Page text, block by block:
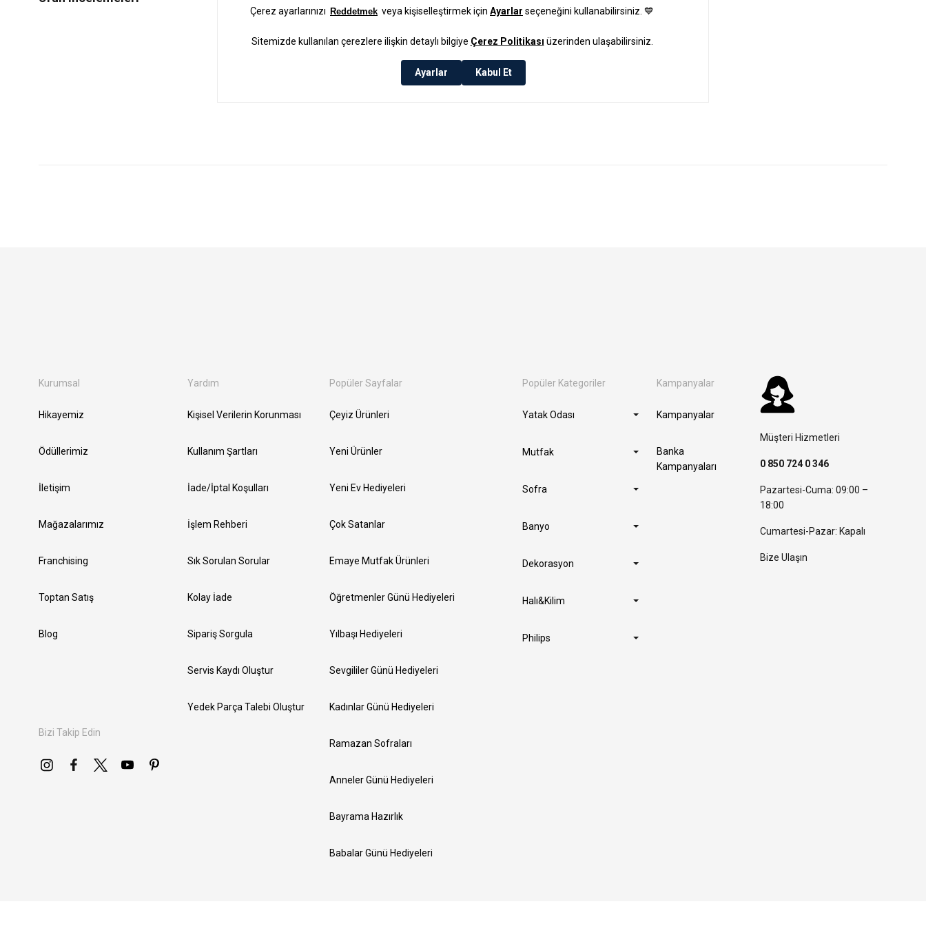
Kurumsal
Hikayemiz
Ödüllerimiz
İletişim
Mağazalarımız
Franchising
Toptan Satış
Blog
Bizi Takip Edin
Yardım
Kişisel Verilerin Korunması
Kullanım Şartları
İade/İptal Koşulları
İşlem Rehberi
Sık Sorulan Sorular
Kolay İade
Sipariş Sorgula
Servis Kaydı Oluştur
Yedek Parça Talebi Oluştur
Popüler Sayfalar
Çeyiz Ürünleri
Yeni Ürünler
Yeni Ev Hediyeleri
Çok Satanlar
Emaye Mutfak Ürünleri
Öğretmenler Günü Hediyeleri
Yılbaşı Hediyeleri
Sevgililer Günü Hediyeleri
Kadınlar Günü Hediyeleri
Ramazan Sofraları
Anneler Günü Hediyeleri
Bayrama Hazırlık
Babalar Günü Hediyeleri
Popüler Kategoriler
Yatak Odası
Mutfak
Sofra
Banyo
Dekorasyon
Halı&Kilim
Philips
Kampanyalar
Kampanyalar
Banka
Kampanyaları
Müşteri Hizmetleri
0 850 724 0 346
Pazartesi-Cuma: 09:00 –
18:00
Cumartesi-Pazar: Kapalı
Bize Ulaşın